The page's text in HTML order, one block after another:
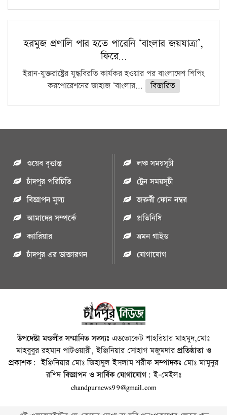
হরমুজ প্রণালি পার হতে পারেনি ‘বাংলার জয়যাত্রা’,
ফিরে…
ইরান-যুক্তরাষ্ট্রের যুদ্ধবিরতি কার্যকর হওয়ার পর বাংলাদেশ শিপিং
করপোরেশনের জাহাজ ‘বাংলার...
বিস্তারিত
ওয়েব বৃত্তান্ত
চাঁদপুর পরিচিতি
বিজ্ঞাপন মুল্য
আমাদের সম্পর্কে
ক্যারিয়ার
চাঁদপুর এর ডাক্তারগন
লঞ্চ সময়সূচী
ট্রেন সময়সূচী
জরুরী ফোন নম্বর
প্রতিনিধি
ভ্রমন গাইড
যোগাযোগ
উপদেষ্টা মন্ডলীর সম্মানিত সদস্যঃ এডভোকেট শাহরিয়ার মাহমুদ,মোঃ
মাহবুবুর রহমান পাটওয়ারী, ইঞ্জিনিয়ার সোহাগ মজুমদারপ্রতিষ্ঠাতা ও
প্রকাশক: ইঞ্জিনিয়ার মোঃ জিহাদুল ইসলাম শরীফসম্পাদকঃ মোঃ মামুনুর
রশিদবিজ্ঞাপন ও সার্বিক যোগাযোগ: ই-মেইলঃ
chandpurnews99@gmail.com